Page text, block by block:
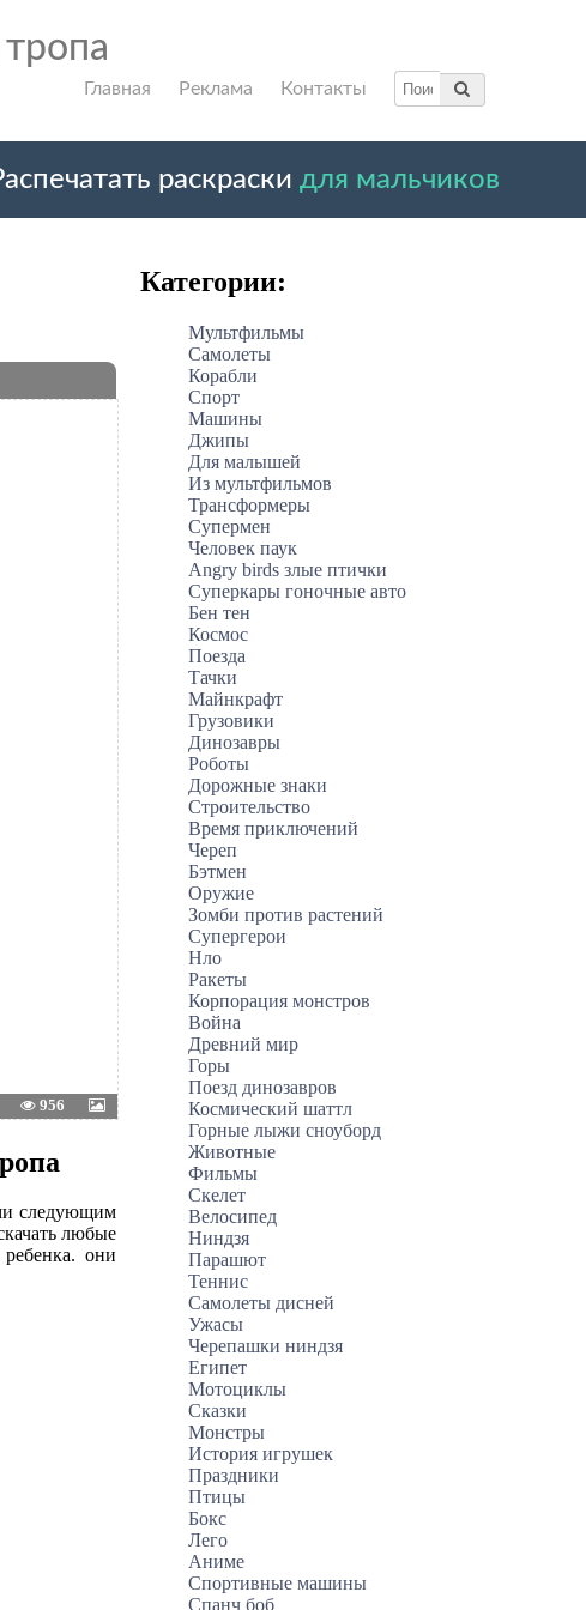
Главная Реклама Контакты
раскраски для мальчиков
956
следующим
любые
они
Категории:
Мультфильмы
Самолеты
Корабли
Спорт
Машины
Джипы
Для малышей
Из мультфильмов
Трансформеры
Супермен
Человек паук
Angry birds злые птички
Суперкары гоночные авто
Бен тен
Космос
Поезда
Тачки
Майнкрафт
Грузовики
Динозавры
Роботы
Дорожные знаки
Строительство
Время приключений
Череп
Бэтмен
Оружие
Зомби против растений
Супергерои
Нло
Ракеты
Корпорация монстров
Война
Древний мир
Горы
Поезд динозавров
Космический шаттл
Горные лыжи сноуборд
Животные
Фильмы
Скелет
Велосипед
Ниндзя
Парашют
Теннис
Самолеты дисней
Ужасы
Черепашки ниндзя
Египет
Мотоциклы
Сказки
Монстры
История игрушек
Праздники
Птицы
Бокс
Лего
Аниме
Спортивные машины
Спанч боб